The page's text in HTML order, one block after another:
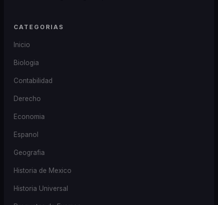
CATEGORIAS
Inicio
Biologia
Contabilidad
Derecho
Economia
Espanol
Geografia
Historia de Mexico
Historia Universal